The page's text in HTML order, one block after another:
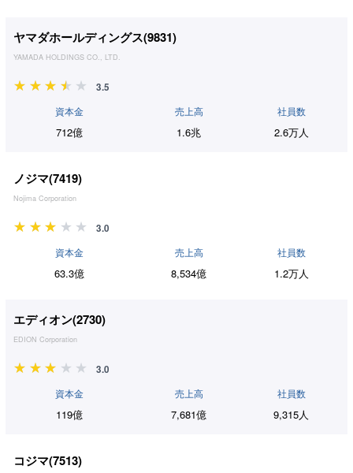
ヤマダホールディングス(9831)
YAMADA HOLDINGS CO., LTD.
3.5
資本金
712億
売上高
1.6兆
社員数
2.6万人
ノジマ(7419)
Nojima Corporation
3.0
資本金
63.3億
売上高
8,534億
社員数
1.2万人
エディオン(2730)
EDION Corporation
3.0
資本金
119億
売上高
7,681億
社員数
9,315人
コジマ(7513)